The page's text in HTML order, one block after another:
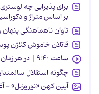
برای پذیرایی چه
بر اساس متراژ و
تاوان ناهماهنگی پنهان
قاتلان خاموش کلاژن
ساعت ۹:۴۰ | در هر زمان ممکن باید انتقامشان را پس بدهند
چگونه استقلال
آیین کهن «نوروزبل» - آغاز قرن